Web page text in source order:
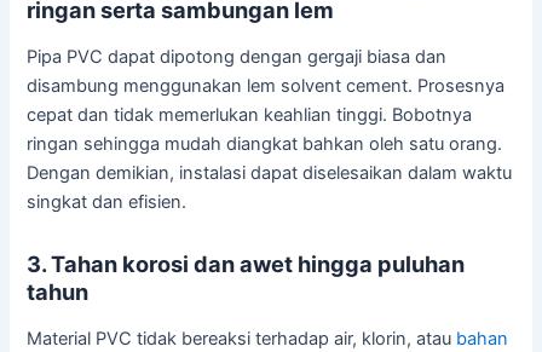
ringan serta sambungan lem
Pipa PVC dapat dipotong dengan gergaji biasa dan
disambung menggunakan lem solvent cement. Prosesnya
cepat dan tidak memerlukan keahlian tinggi. Bobotnya
ringan sehingga mudah diangkat bahkan oleh satu orang.
Dengan demikian, instalasi dapat diselesaikan dalam waktu
singkat dan efisien.
3. Tahan korosi dan awet hingga puluhan
tahun
Material PVC tidak bereaksi terhadap air, klorin, atau bahan